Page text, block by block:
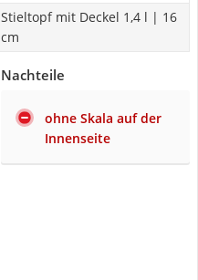
Stieltopf mit Deckel 1,4 l | 16
cm
Nachteile
ohne Skala auf der
Innenseite